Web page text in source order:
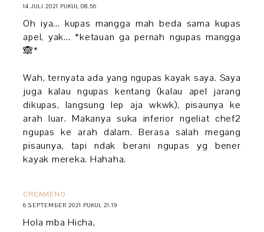
14 JULI 2021 PUKUL 08.56
Oh iya... kupas mangga mah beda sama kupas
apel, yak... *ketauan ga pernah ngupas mangga
🙈*
Wah, ternyata ada yang ngupas kayak saya. Saya
juga kalau ngupas kentang (kalau apel jarang
dikupas, langsung lep aja wkwk), pisaunya ke
arah luar. Makanya suka inferior ngeliat chef2
ngupas ke arah dalam. Berasa salah megang
pisaunya, tapi ndak berani ngupas yg bener
kayak mereka. Hahaha.
CREAMENO
6 SEPTEMBER 2021 PUKUL 21.19
Hola mba Hicha,